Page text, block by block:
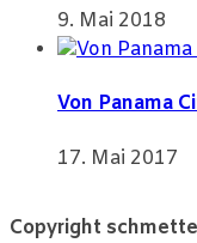
9. Mai 2018
Von Panama
17. Mai 2017
Copyright